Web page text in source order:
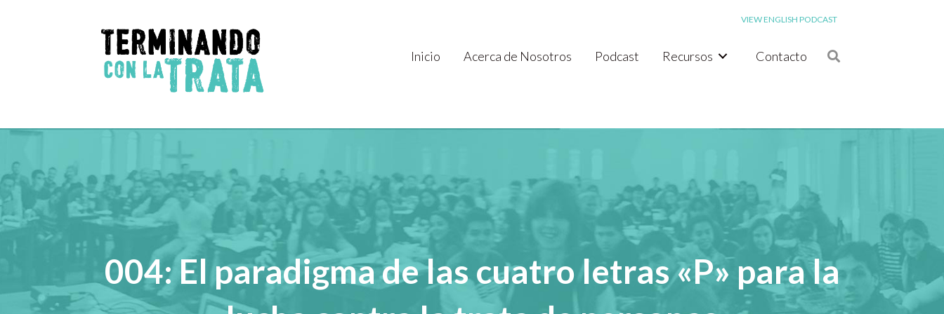
VIEW ENGLISH PODCAST
Inicio Acerca de Nosotros Podcast Recursos Contacto
004: El paradigma de las cuatro letras «P» para la